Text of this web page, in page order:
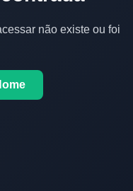
não existe ou foi